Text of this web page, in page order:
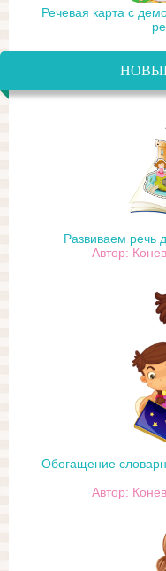
Речевая карта с
Развиваем речь
Автор:
Обогащение
Автор: